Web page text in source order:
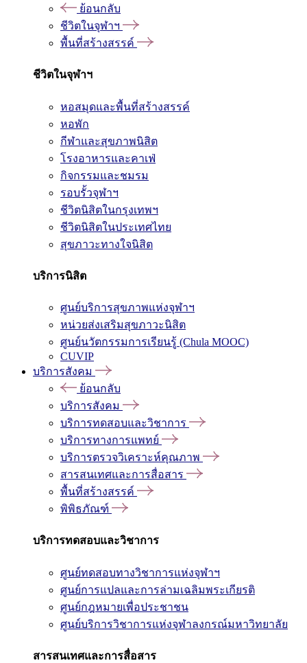
ย้อนกลับ
ชีวิตในจุฬาฯ
พื้นที่สร้างสรรค์
ชีวิตในจุฬาฯ
หอสมุดและพื้นที่สร้างสรรค์
หอพัก
กีฬาและสุขภาพนิสิต
โรงอาหารและคาเฟ่
กิจกรรมและชมรม
รอบรั้วจุฬาฯ
ชีวิตนิสิตในกรุงเทพฯ
ชีวิตนิสิตในประเทศไทย
สุขภาวะทางใจนิสิต
บริการนิสิต
ศูนย์บริการสุขภาพแห่งจุฬาฯ
หน่วยส่งเสริมสุขภาวะนิสิต
ศูนย์นวัตกรรมการเรียนรู้ (Chula MOOC)
CUVIP
บริการสังคม
ย้อนกลับ
บริการสังคม
บริการทดสอบและวิชาการ
บริการทางการแพทย์
บริการตรวจวิเคราะห์คุณภาพ
สารสนเทศและการสื่อสาร
พื้นที่สร้างสรรค์
พิพิธภัณฑ์
บริการทดสอบและวิชาการ
ศูนย์ทดสอบทางวิชาการแห่งจุฬาฯ
ศูนย์การแปลและการล่ามเฉลิมพระเกียรติ
ศูนย์กฎหมายเพื่อประชาชน
ศูนย์บริการวิชาการแห่งจุฬาลงกรณ์มหาวิทยาลัย
สารสนเทศและการสื่อสาร